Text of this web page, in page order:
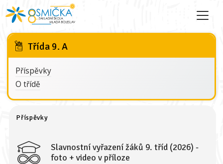
Třída 9. A
Příspěvky
O třídě
Příspěvky
Slavnostní vyřazení žáků 9. tříd (2026) -
foto + video v příloze